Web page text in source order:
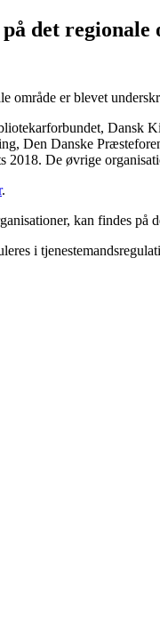
det regionale
område er blevet
Dansk
Den Danske
De øvrige
.
kan findes på
i